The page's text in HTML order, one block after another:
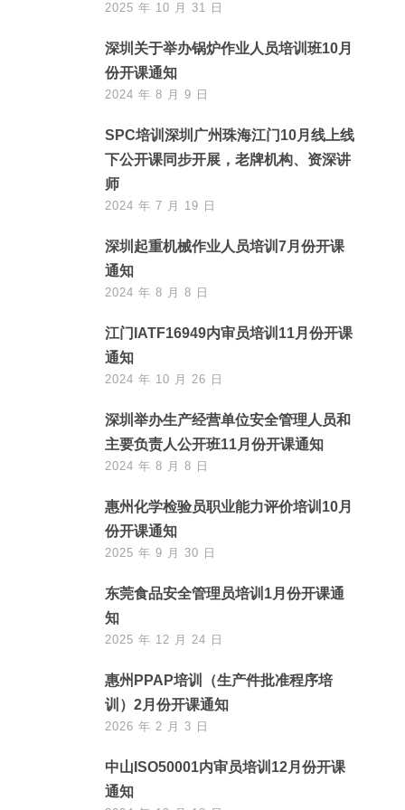
2025 年 10 月 31 日
深圳关于举办锅炉作业人员培训班10月
份开课通知
2024 年 8 月 9 日
SPC培训深圳广州珠海江门10月线上线
下公开课同步开展，老牌机构、资深讲
师
2024 年 7 月 19 日
深圳起重机械作业人员培训7月份开课
通知
2024 年 8 月 8 日
江门IATF16949内审员培训11月份开课
通知
2024 年 10 月 26 日
深圳举办生产经营单位安全管理人员和
主要负责人公开班11月份开课通知
2024 年 8 月 8 日
惠州化学检验员职业能力评价培训10月
份开课通知
2025 年 9 月 30 日
东莞食品安全管理员培训1月份开课通
知
2025 年 12 月 24 日
惠州PPAP培训（生产件批准程序培
训）2月份开课通知
2026 年 2 月 3 日
中山ISO50001内审员培训12月份开课
通知